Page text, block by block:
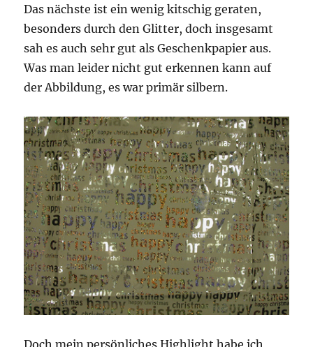
Das nächste ist ein wenig kitschig geraten,
besonders durch den Glitter, doch insgesamt
sah es auch sehr gut als Geschenkpapier aus.
Was man leider nicht gut erkennen kann auf
der Abbildung, es war primär silbern.
Doch mein persönliches Highlight habe ich